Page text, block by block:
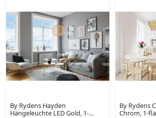
By Rydens Hayden
Hängeleuchte LED Gold, 1-
By Rydens
Chrom, 1-